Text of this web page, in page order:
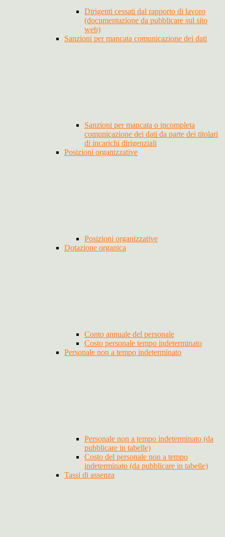
Dirigenti cessati dal rapporto di lavoro
(documentazione da pubblicare sul sito
web)
Sanzioni per mancata comunicazione dei dati
Sanzioni per mancata o incompleta
comunicazione dei dati da parte dei titolari
di incarichi dirigenziali
Posizioni organizzative
Posizioni organizzative
Dotazione organica
Conto annuale del personale
Costo personale tempo indeterminato
Personale non a tempo indeterminato
Personale non a tempo indeterminato (da
pubblicare in tabelle)
Costo del personale non a tempo
indeterminato (da pubblicare in tabelle)
Tassi di assenza